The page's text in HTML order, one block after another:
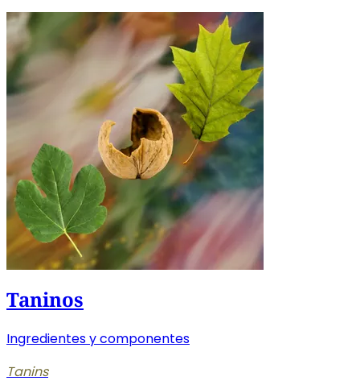
Taninos
Ingredientes y componentes
Tanins